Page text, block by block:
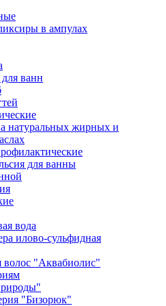
в ампулах
ванн
натуральных жирных и
для ванны
вода
илово-сульфидная
волос "Аквабиолис"
"Бизорюк"